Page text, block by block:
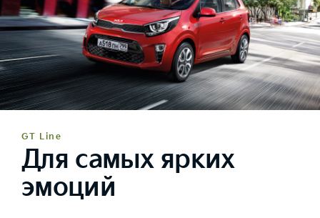
GT Line
Для самых ярких
эмоций